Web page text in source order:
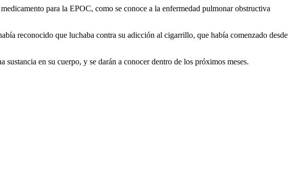
para la EPOC, como se conoce a la enfermedad pulmonar obstructiva
reconocido que luchaba contra su adicción al cigarrillo, que había comenzado desde
en su cuerpo, y se darán a conocer dentro de los próximos meses.